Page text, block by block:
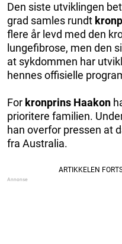
Den siste utviklingen
grad samles rundt
flere år levd med den
lungefibrose, men den
at sykdommen har
hennes offisielle
For kronprins Haakon
prioritere familien.
han overfor pressen at
fra Australia.